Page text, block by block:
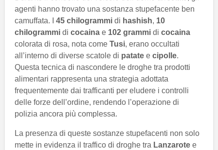
agenti hanno trovato una sostanza stupefacente ben
camuffata. I 45 chilogrammi di hashish, 10
chilogrammi di cocaina e 102 grammi di cocaina
colorata di rosa, nota come Tusi, erano occultati
all’interno di diverse scatole di patate e cipolle.
Questa tecnica di nascondere le droghe tra prodotti
alimentari rappresenta una strategia adottata
frequentemente dai trafficanti per eludere i controlli
delle forze dell’ordine, rendendo l’operazione di
polizia ancora più complessa.
La presenza di queste sostanze stupefacenti non solo
mette in evidenza il traffico di droghe tra Lanzarote e